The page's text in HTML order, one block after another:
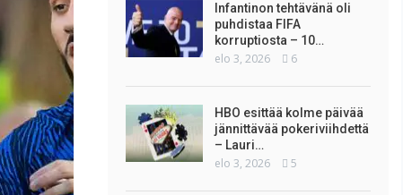
Infantinon tehtävänä oli
puhdistaa FIFA
korruptiosta – 10…
elo 3, 2026 6
HBO esittää kolme päivää
jännittävää pokeriviihdettä
– Lauri…
elo 3, 2026 5